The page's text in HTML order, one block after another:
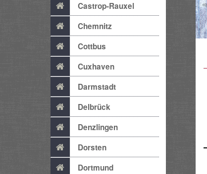
Castrop-Rauxel
Chemnitz
Cottbus
Cuxhaven
Darmstadt
Delbrück
Denzlingen
Dorsten
Dortmund